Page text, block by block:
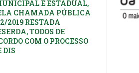
E ESTADUAL,
CHAMADA PÚBLICA
2019 RESTADA
TODOS DE
COM O PROCESSO
DIS